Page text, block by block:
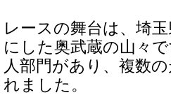
レースの舞台は、埼
にした奥武蔵の山々
人部門があり、複数
れました。